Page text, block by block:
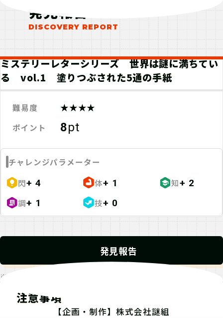
発見報告
ミステリーレターシリーズ 世界は謎に満ちてい
る vol.1 塗りつぶされた5通の手紙
難易度 ★★★★
ポイント 8pt
チャレンジパラメーター
閃+ 4 体+ 1 知+ 2
調+ 1 技+ 0
発見報告
※発見報告にGPSを使用するクエストが一部存在します。
注意事項
【企画・制作】株式会社謎組